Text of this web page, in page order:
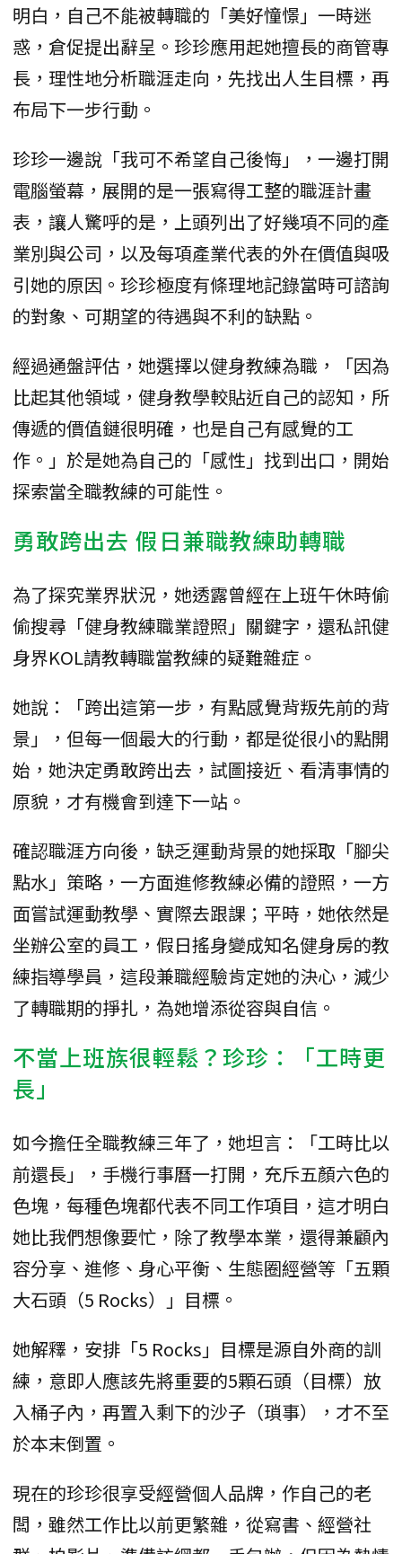
明白，自己不能被轉職的「美好憧憬」一時迷
惑，倉促提出辭呈。珍珍應用起她擅長的商管專
長，理性地分析職涯走向，先找出人生目標，再
布局下一步行動。
珍珍一邊說「我可不希望自己後悔」，一邊打開
電腦螢幕，展開的是一張寫得工整的職涯計畫
表，讓人驚呼的是，上頭列出了好幾項不同的產
業別與公司，以及每項產業代表的外在價值與吸
引她的原因。珍珍極度有條理地記錄當時可諮詢
的對象、可期望的待遇與不利的缺點。
經過通盤評估，她選擇以健身教練為職，「因為
比起其他領域，健身教學較貼近自己的認知，所
傳遞的價值鏈很明確，也是自己有感覺的工
作。」於是她為自己的「感性」找到出口，開始
探索當全職教練的可能性。
勇敢跨出去 假日兼職教練助轉職
為了探究業界狀況，她透露曾經在上班午休時偷
偷搜尋「健身教練職業證照」關鍵字，還私訊健
身界KOL請教轉職當教練的疑難雜症。
她說：「跨出這第一步，有點感覺背叛先前的背
景」，但每一個最大的行動，都是從很小的點開
始，她決定勇敢跨出去，試圖接近、看清事情的
原貌，才有機會到達下一站。
確認職涯方向後，缺乏運動背景的她採取「腳尖
點水」策略，一方面進修教練必備的證照，一方
面嘗試運動教學、實際去跟課；平時，她依然是
坐辦公室的員工，假日搖身變成知名健身房的教
練指導學員，這段兼職經驗肯定她的決心，減少
了轉職期的掙扎，為她增添從容與自信。
不當上班族很輕鬆？珍珍：「工時更
長」
如今擔任全職教練三年了，她坦言：「工時比以
前還長」，手機行事曆一打開，充斥五顏六色的
色塊，每種色塊都代表不同工作項目，這才明白
她比我們想像要忙，除了教學本業，還得兼顧內
容分享、進修、身心平衡、生態圈經營等「五顆
大石頭（5 Rocks）」目標。
她解釋，安排「5 Rocks」目標是源自外商的訓
練，意即人應該先將重要的5顆石頭（目標）放
入桶子內，再置入剩下的沙子（瑣事），才不至
於本末倒置。
現在的珍珍很享受經營個人品牌，作自己的老
闆，雖然工作比以前更繁雜，從寫書、經營社